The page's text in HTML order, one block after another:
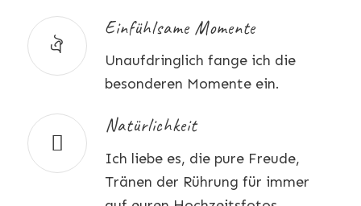
Einfühlsame Momente
Unaufdringlich fange ich die
besonderen Momente ein.
Natürlichkeit
Ich liebe es, die pure Freude,
Tränen der Rührung für immer